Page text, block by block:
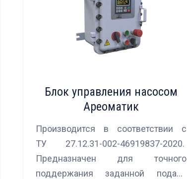
Блок управления насосом
Ареоматик
Производится в соответствии с
ТУ 27.12.31-002-46919837-2020.
Предназначен для точного
поддержания заданной подачи